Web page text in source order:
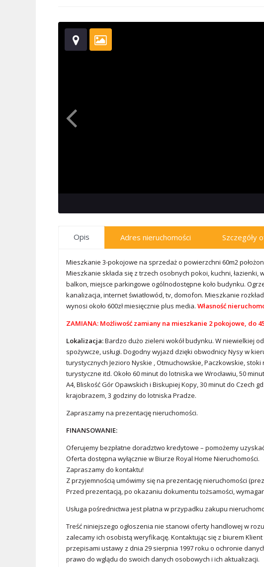
Opis Adres nieruchomości Szczegóły
Mieszkanie 3-pokojowe na sprzedaż o powierzchni 60m2
Mieszkanie składa się z trzech osobnych pokoi, kuchni,
balkon, miejsce parkingowe ogólnodostępne koło budynku.
kanalizacja, internet światłowód, tv, domofon. Mieszkanie
wynosi około 600zł miesięcznie plus media. Własność
ZAMIANA: Możliwość zamiany na mieszkanie 2 pokojowe, do
Lokalizacja:Bardzo dużo zieleni wokół budynku. W niewielkiej
spożywcze, usługi. Dogodny wyjazd dzięki obwodnicy Nysy w
turystycznych Jezioro Nyskie , Otmuchowskie, Paczkowskie,
turystyczne itd. Około 60 minut do lotniska we Wrocławiu, 50
A4, Bliskość Gór Opawskich i Biskupiej Kopy, 30 minut do Czech
krajobrazem, 3 godziny do lotniska Pradze.
Zapraszamy na prezentację nieruchomości.
FINANSOWANIE:
Oferujemy bezpłatne doradztwo kredytowe – pomożemy
Oferta dostępna wyłącznie w Biurze Royal Home Nieruchomości.
Zapraszamy do kontaktu!
Z przyjemnością umówimy się na prezentację nieruchomości
Przed prezentacją, po okazaniu dokumentu tożsamości,
Usługa pośrednictwa jest płatna w przypadku zakupu
Treść niniejszego ogłoszenia nie stanowi oferty handlowej w
zalecamy ich osobistą weryfikację. Kontaktując się z biurem
przepisami ustawy z dnia 29 sierpnia 1997 roku o ochronie
prawo do wglądu do swoich danych osobowych i ich aktualizacji.